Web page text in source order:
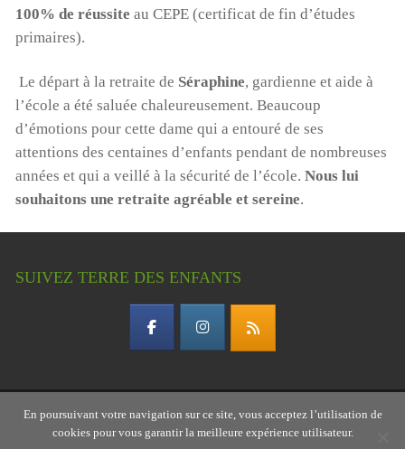
100% de réussite au CEPE (certificat de fin d’études
primaires).
Le départ à la retraite de Séraphine, gardienne et aide à
l’école a été saluée chaleureusement. Beaucoup
d’émotions pour cette dame qui a entouré de ses
attentions des centaines d’enfants pendant de nombreuses
années et qui a veillé à la sécurité de l’école. Nous lui
souhaitons une retraite agréable et sereine.
SUIVEZ TERRE DES ENFANTS
Copyright © 2026 Terre des enfants – association
En poursuivant votre navigation sur ce site, vous acceptez l’utilisation de
cookies pour vous garantir la meilleure expérience utilisateur.